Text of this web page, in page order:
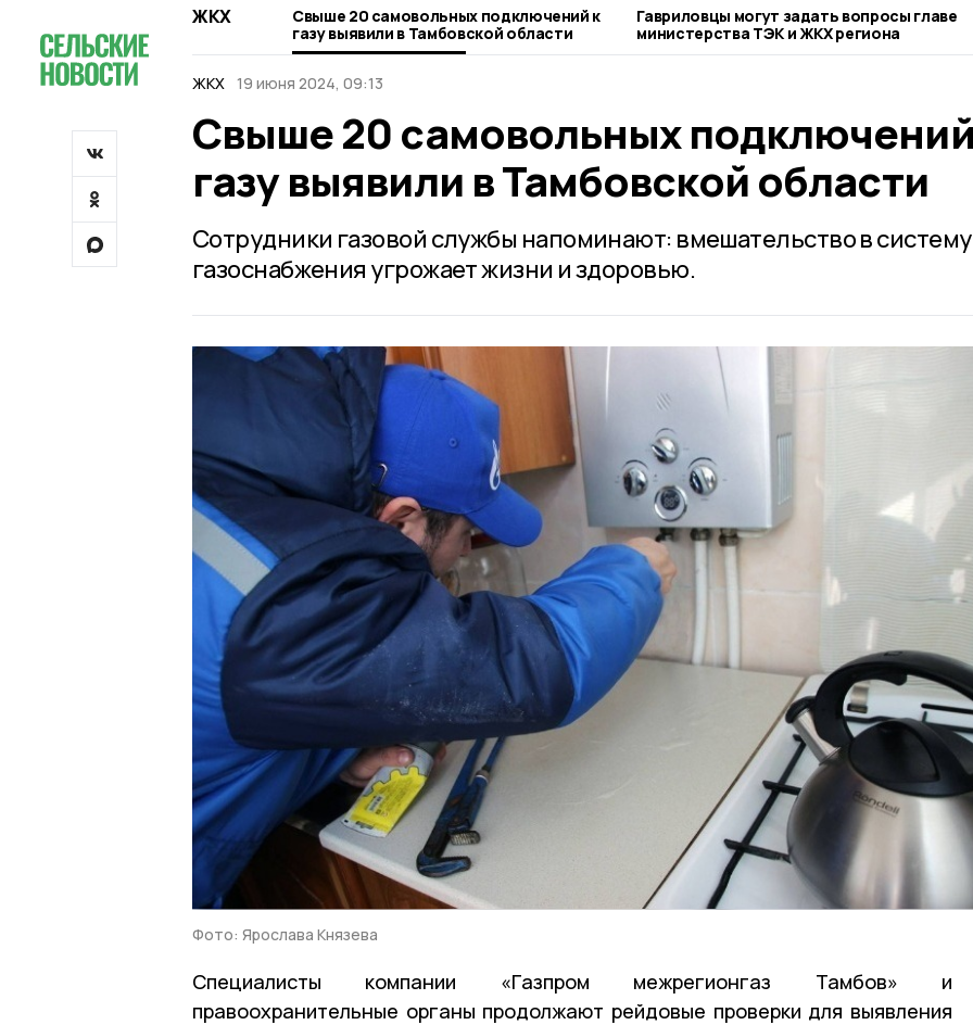
ЖКХ
Свыше 20 самовольных подключений к
газу выявили в Тамбовской области
Гавриловцы могут задать вопросы главе
министерства ТЭК и ЖКХ региона
ЖКХ 19 июня 2024, 09:13
Свыше 20 самовольных
газу выявили в Тамбовской области
Сотрудники газовой службы напоминают: вмешательство в систему
газоснабжения угрожает жизни и здоровью.
Фото: Ярослава Князева
Специалисты компании «Газпром межрегионгаз Тамбов» и
правоохранительные органы продолжают рейдовые проверки для выявления